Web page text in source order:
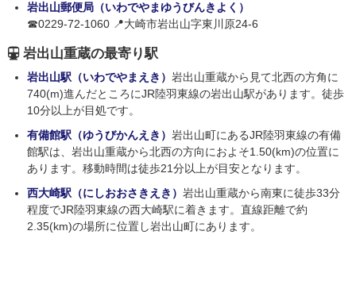
岩出山郵便局（いわでやまゆうびんきよく）
☎0229-72-1060 📍大崎市岩出山字東川原24-6
岩出山重蔵の最寄り駅
岩出山駅（いわでやまえき） 岩出山重蔵から見て北西の方角に
740(m)進んだところにJR陸羽東線の岩出山駅があります。徒歩
10分以上が目処です。
有備館駅（ゆうびかんえき） 岩出山町にあるJR陸羽東線の有備
館駅は、岩出山重蔵から北西の方向におよそ1.50(km)の位置に
あります。移動時間は徒歩21分以上が目安となります。
西大崎駅（にしおおさきえき） 岩出山重蔵から南東に徒歩33分
程度でJR陸羽東線の西大崎駅に着きます。直線距離で約
2.35(km)の場所に位置し岩出山町にあります。